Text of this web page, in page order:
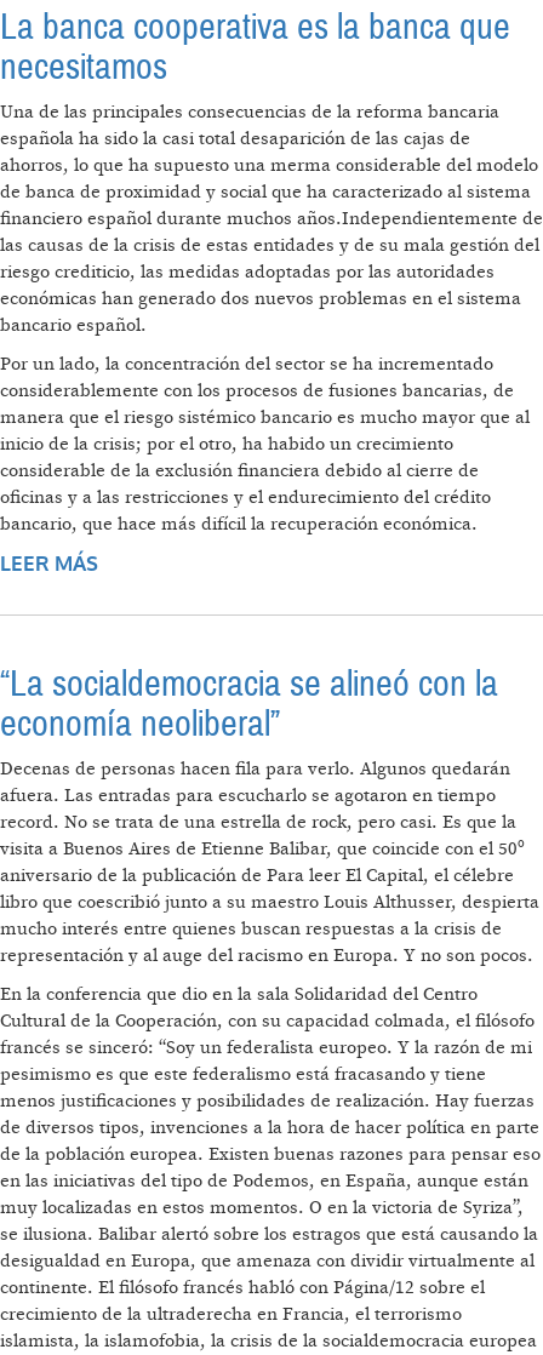
La banca cooperativa es la banca que
necesitamos
Una de las principales consecuencias de la reforma bancaria
española ha sido la casi total desaparición de las cajas de
ahorros, lo que ha supuesto una merma considerable del modelo
de banca de proximidad y social que ha caracterizado al sistema
financiero español durante muchos años.Independientemente de
las causas de la crisis de estas entidades y de su mala gestión del
riesgo crediticio, las medidas adoptadas por las autoridades
económicas han generado dos nuevos problemas en el sistema
bancario español.
Por un lado, la concentración del sector se ha incrementado
considerablemente con los procesos de fusiones bancarias, de
manera que el riesgo sistémico bancario es mucho mayor que al
inicio de la crisis; por el otro, ha habido un crecimiento
considerable de la exclusión financiera debido al cierre de
oficinas y a las restricciones y el endurecimiento del crédito
bancario, que hace más difícil la recuperación económica.
LEER MÁS
“La socialdemocracia se alineó con la
economía neoliberal”
Decenas de personas hacen fila para verlo. Algunos quedarán
afuera. Las entradas para escucharlo se agotaron en tiempo
record. No se trata de una estrella de rock, pero casi. Es que la
visita a Buenos Aires de Etienne Balibar, que coincide con el 50º
aniversario de la publicación de Para leer El Capital, el célebre
libro que coescribió junto a su maestro Louis Althusser, despierta
mucho interés entre quienes buscan respuestas a la crisis de
representación y al auge del racismo en Europa. Y no son pocos.
En la conferencia que dio en la sala Solidaridad del Centro
Cultural de la Cooperación, con su capacidad colmada, el filósofo
francés se sinceró: “Soy un federalista europeo. Y la razón de mi
pesimismo es que este federalismo está fracasando y tiene
menos justificaciones y posibilidades de realización. Hay fuerzas
de diversos tipos, invenciones a la hora de hacer política en parte
de la población europea. Existen buenas razones para pensar eso
en las iniciativas del tipo de Podemos, en España, aunque están
muy localizadas en estos momentos. O en la victoria de Syriza”,
se ilusiona. Balibar alertó sobre los estragos que está causando la
desigualdad en Europa, que amenaza con dividir virtualmente al
continente. El filósofo francés habló con Página/12 sobre el
crecimiento de la ultraderecha en Francia, el terrorismo
islamista, la islamofobia, la crisis de la socialdemocracia europea